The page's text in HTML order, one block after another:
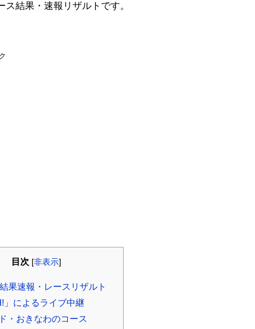
ス結果・速報リザルトです。
目次 [非表示]
果速報・レースリザルト
によるライブ中継
・おきなわのコース